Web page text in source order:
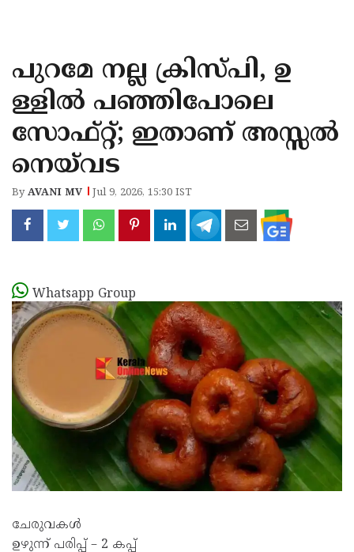
KANNUR
KASARAGOD
പുറമേ നല്ല ക്രിസ്പി, ഉ
ള്ളിൽ പഞ്ഞിപോലെ
സോഫ്റ്റ്; ഇതാണ് അസ്സൽ
നെയ്‍വട
ByAVANI MV Jul 9, 2026, 15:30 IST
Whatsapp Group
ചേരുവകൾ
ഉഴുന്ന് പരിപ്പ് – 2 കപ്പ്